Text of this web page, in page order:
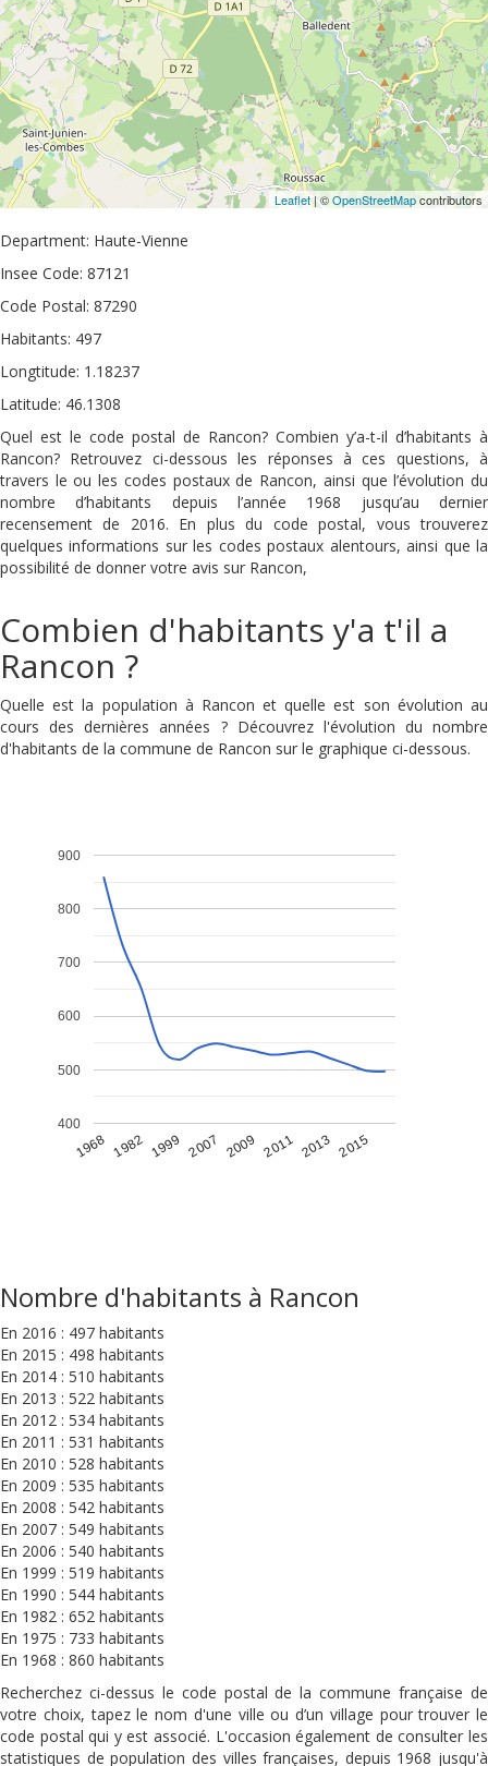
Leaflet| ©OpenStreetMapcontributors
Department: Haute-Vienne
Insee Code: 87121
Code Postal: 87290
Habitants: 497
Longtitude: 1.18237
Latitude: 46.1308
Quel est le code postal de Rancon? Combien y’a-t-il d’habitants à
Rancon? Retrouvez ci-dessous les réponses à ces questions, à
travers le ou les codes postaux de Rancon, ainsi que l’évolution du
nombre d’habitants depuis l’année 1968 jusqu’au dernier
recensement de 2016. En plus du code postal, vous trouverez
quelques informations sur les codes postaux alentours, ainsi que la
possibilité de donner votre avis sur Rancon,
Combien d'habitants y'a t'il a
Rancon ?
Quelle est la population à Rancon et quelle est son évolution au
cours des dernières années ? Découvrez l'évolution du nombre
d'habitants de la commune de Rancon sur le graphique ci-dessous.
1968 1982 1999 2007 2009 2011 2013 2015
400
500
600
700
800
900
Nombre d'habitants à Rancon
En 2016 : 497 habitants
En 2015 : 498 habitants
En 2014 : 510 habitants
En 2013 : 522 habitants
En 2012 : 534 habitants
En 2011 : 531 habitants
En 2010 : 528 habitants
En 2009 : 535 habitants
En 2008 : 542 habitants
En 2007 : 549 habitants
En 2006 : 540 habitants
En 1999 : 519 habitants
En 1990 : 544 habitants
En 1982 : 652 habitants
En 1975 : 733 habitants
En 1968 : 860 habitants
Recherchez ci-dessus le code postal de la commune française de
votre choix, tapez le nom d'une ville ou d’un village pour trouver le
code postal qui y est associé. L'occasion également de consulter les
statistiques de population des villes françaises, depuis 1968 jusqu'à